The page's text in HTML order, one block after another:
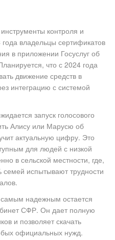
контроля и
владельцы сертификатов
в приложении Госуслуг об
что с 2024 года
движение средств в
интеграцию с системой
запуск голосового
Алису или Марусю об
актуальную цифру. Это
для людей с низкой
в сельской местности, где,
испытывают трудности
надежным остается
СФР. Он дает полную
и позволяет скачать
официальных нужд.